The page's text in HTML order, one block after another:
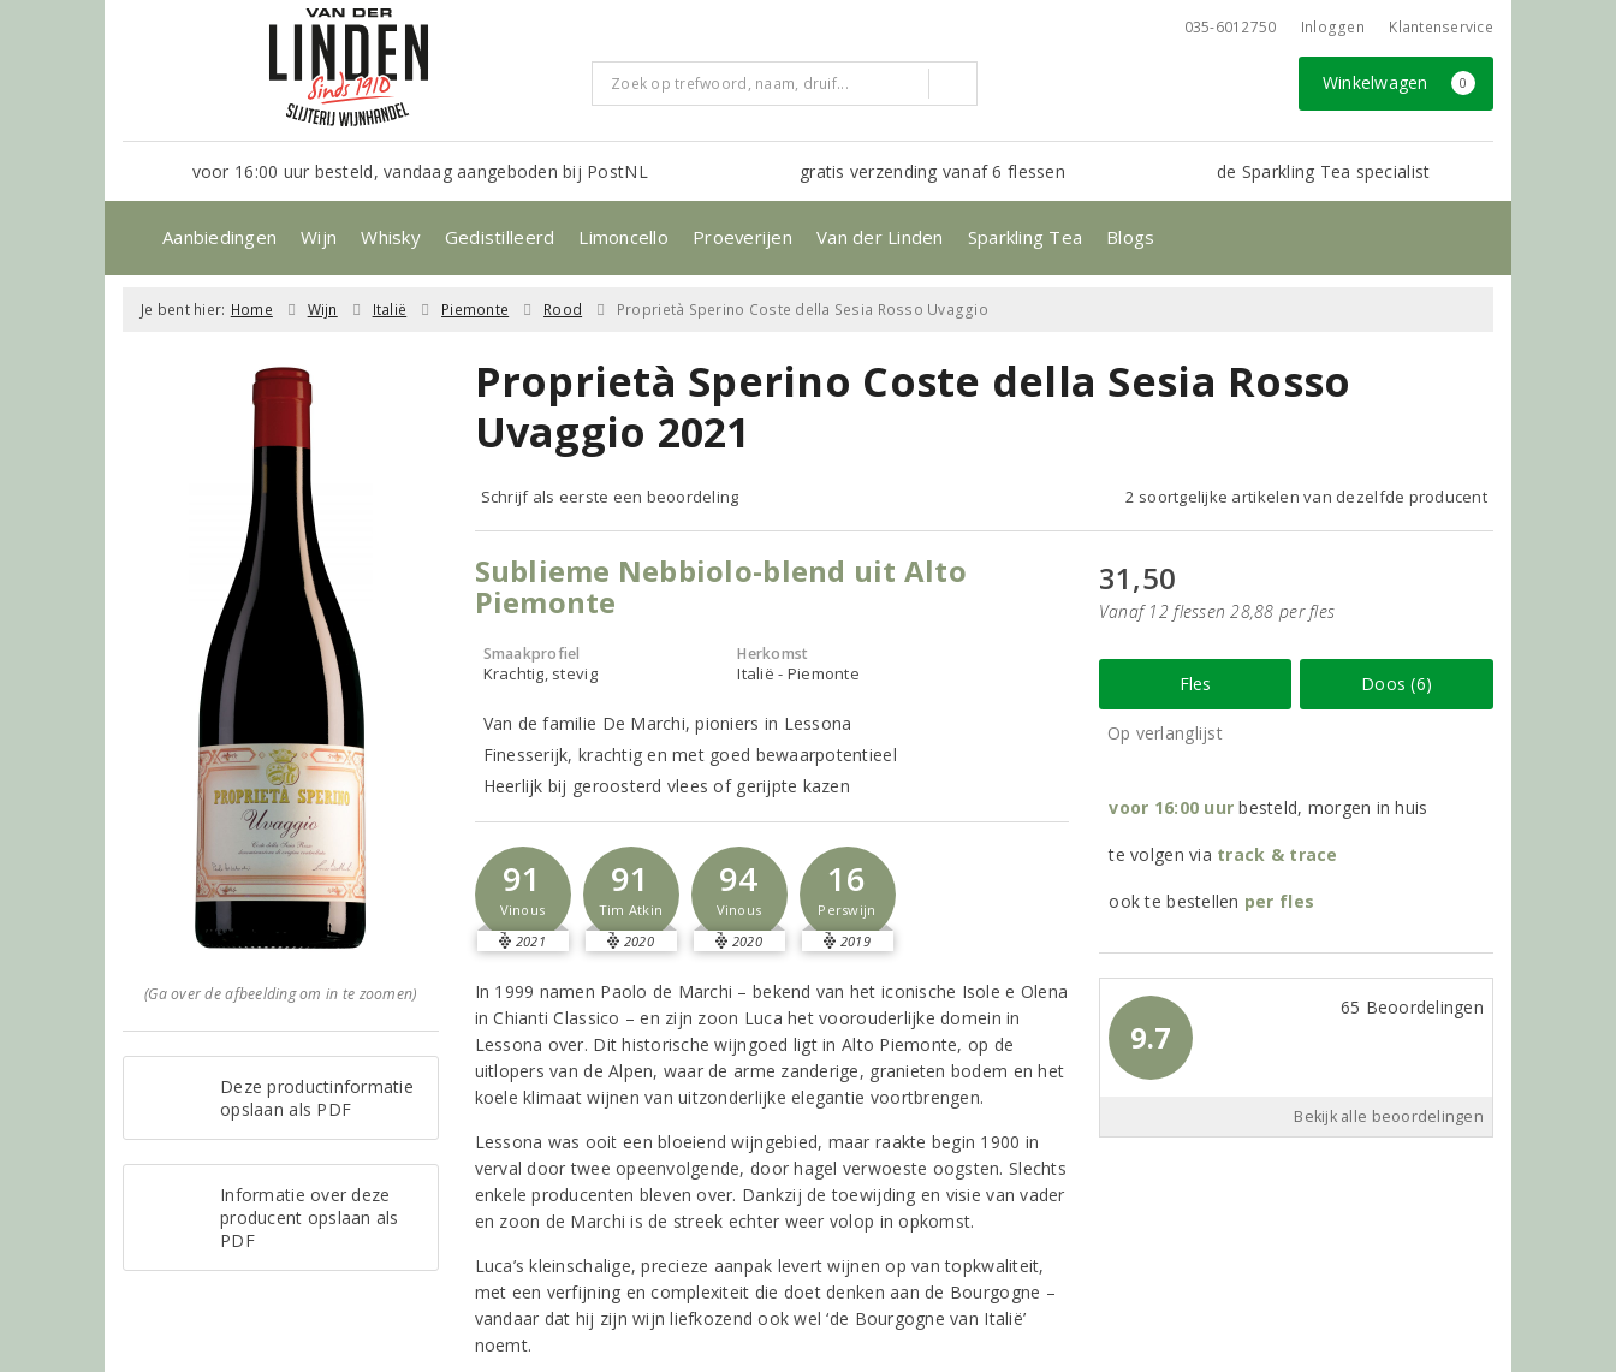
035-6012750 Inloggen Klantenservice
Winkelwagen 0
voor 16:00 uur besteld, vandaag aangeboden bij PostNL gratis verzending vanaf 6 flessen de Sparkling Tea specialist
Aanbiedingen Wijn Whisky Gedistilleerd Limoncello Proeverijen Van der Linden Sparkling Tea Blogs
Je bent hier: Home Wijn Italië Piemonte Rood Proprietà Sperino Coste della Sesia Rosso Uvaggio
(Ga over de afbeelding om in te zoomen)
Deze productinformatie
opslaan als PDF
Informatie over deze
producent opslaan als
PDF
Proprietà Sperino Coste della Sesia Rosso
Uvaggio 2021
Schrijf als eerste een beoordeling 2 soortgelijke artikelen van dezelfde producent
Sublieme Nebbiolo-blend uit Alto
Piemonte
Smaakprofiel
Krachtig, stevig
Herkomst
Italië - Piemonte
Van de familie De Marchi, pioniers in Lessona
Finesserijk, krachtig en met goed bewaarpotentieel
Heerlijk bij geroosterd vlees of gerijpte kazen
91
Vinous
2021
91
Tim Atkin
2020
94
Vinous
2020
16
Perswijn
2019
In 1999 namen Paolo de Marchi – bekend van het iconische Isole e Olena
in Chianti Classico – en zijn zoon Luca het voorouderlijke domein in
Lessona over. Dit historische wijngoed ligt in Alto Piemonte, op de
uitlopers van de Alpen, waar de arme zanderige, granieten bodem en het
koele klimaat wijnen van uitzonderlijke elegantie voortbrengen.
Lessona was ooit een bloeiend wijngebied, maar raakte begin 1900 in
verval door twee opeenvolgende, door hagel verwoeste oogsten. Slechts
enkele producenten bleven over. Dankzij de toewijding en visie van vader
en zoon de Marchi is de streek echter weer volop in opkomst.
Luca’s kleinschalige, precieze aanpak levert wijnen op van topkwaliteit,
met een verfijning en complexiteit die doet denken aan de Bourgogne –
vandaar dat hij zijn wijn liefkozend ook wel ‘de Bourgogne van Italië’
noemt.
31,50
Vanaf 12 flessen 28,88 per fles
Fles Doos (6)
Op verlanglijst
voor 16:00 uur besteld, morgen in huis
te volgen via track & trace
ook te bestellen per fles
9.7
65 Beoordelingen
Bekijk alle beoordelingen